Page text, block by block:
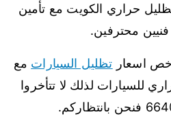
حراري الكويت مع تأمين
محترفين.
اسعار تظليل السيارات مع
للسيارات لذلك لا تتأخروا